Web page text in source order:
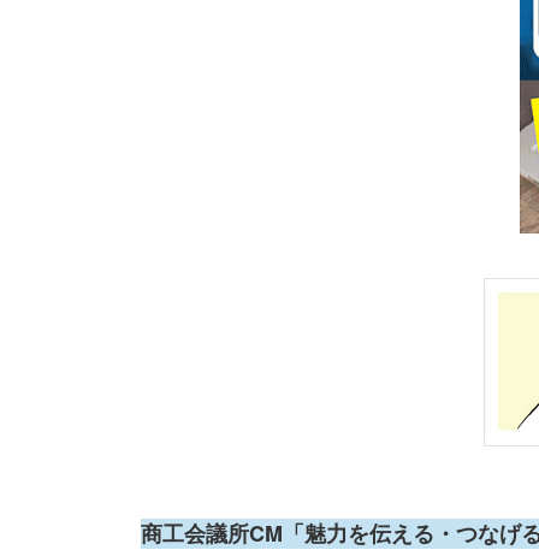
商工会議所CM「魅力を伝える・つなげ